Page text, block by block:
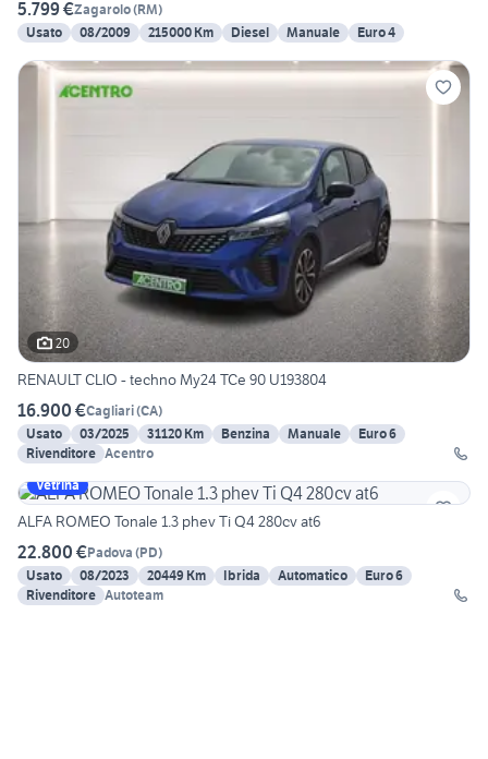
5.799 €Zagarolo(RM)
Usato
08/2009 215000 Km Diesel Manuale Euro 4
20
RENAULT CLIO - techno My24 TCe 90 U193804
16.900 €Cagliari(CA)
Usato
03/2025 31120 Km Benzina Manuale
Euro 6
Rivenditore Acentro
Vetrina
ALFA ROMEO Tonale 1.3 phev Ti Q4 280cv at6
22.800 €Padova (PD)
Usato
08/2023 20449 Km Ibrida Automatico
Euro 6
Rivenditore Autoteam